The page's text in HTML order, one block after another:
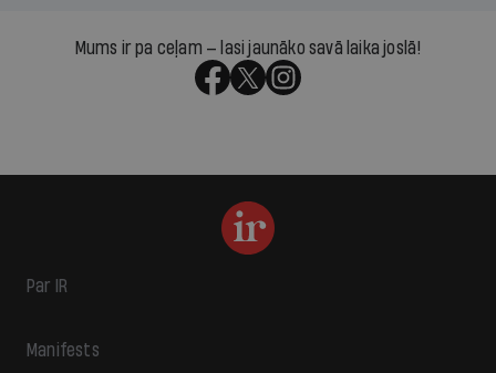
Mums ir pa ceļam — lasi jaunāko savā laika joslā!
Par IR
Manifests